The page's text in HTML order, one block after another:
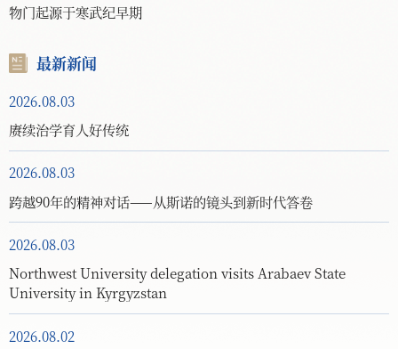
物门起源于寒武纪早期
最新新闻
2026.08.03
赓续治学育人好传统
2026.08.03
跨越90年的精神对话——从斯诺的镜头到新时代答卷
2026.08.03
Northwest University delegation visits Arabaev State
University in Kyrgyzstan
2026.08.02